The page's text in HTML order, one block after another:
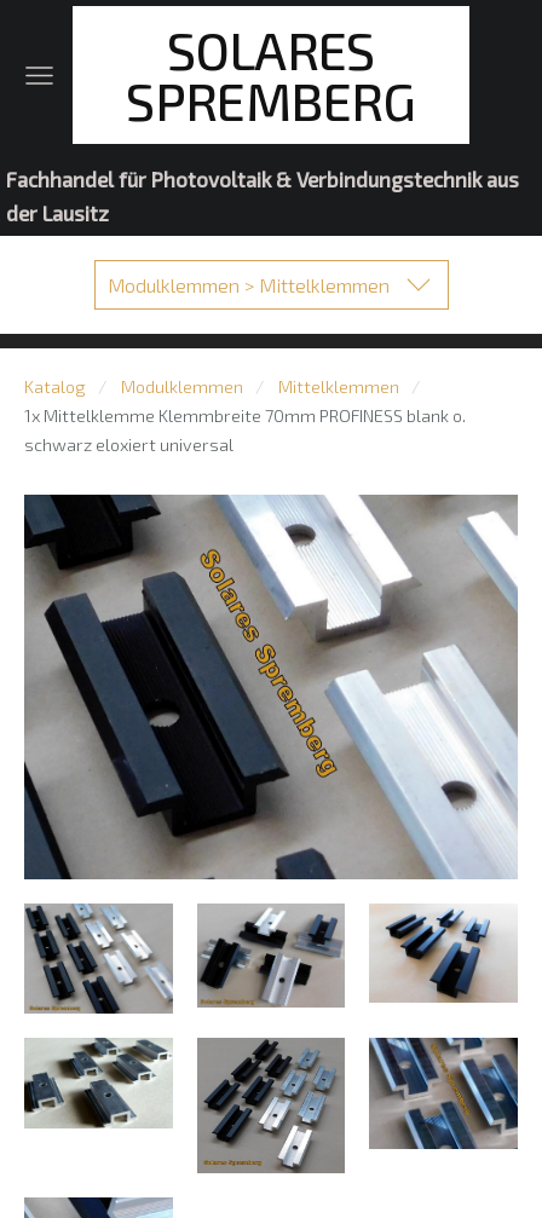
SOLARES
SPREMBERG
Fachhandel für Photovoltaik & Verbindungstechnik aus
der Lausitz
Modulklemmen > Mittelklemmen
Katalog Modulklemmen
Mittelklemmen
1x Mittelklemme Klemmbreite 70mm PROFINESS blank o.
schwarz eloxiert universal